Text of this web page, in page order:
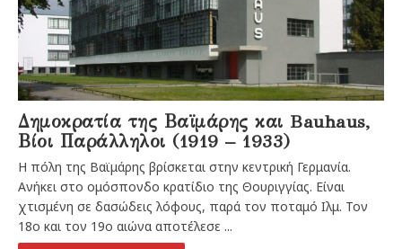
Δημοκρατία της Βαϊμάρης και Bauhaus,
Βίοι Παράλληλοι (1919 – 1933)
Η πόλη της Βαϊμάρης βρίσκεται στην κεντρική Γερμανία.
Ανήκει στο ομόσπονδο κρατίδιο της Θουριγγίας. Είναι
χτισμένη σε δασώδεις λόφους, παρά τον ποταμό Ιλμ. Τον
18ο και τον 19ο αιώνα αποτέλεσε ...